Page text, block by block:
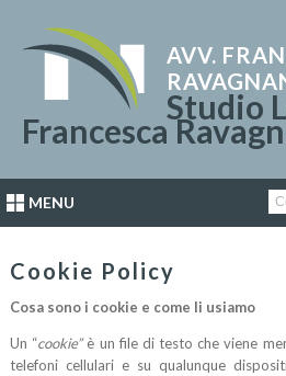
AVV.
Studio
Francesca
MENU
Cookie Policy
Cosa sono i cookie e come li usiamo
Un “cookie”è un file di testo che viene
telefoni cellulari e su qualunque